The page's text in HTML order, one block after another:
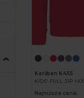
Kariban K455
KIDS' FULL ZIP
Najniższa cena: